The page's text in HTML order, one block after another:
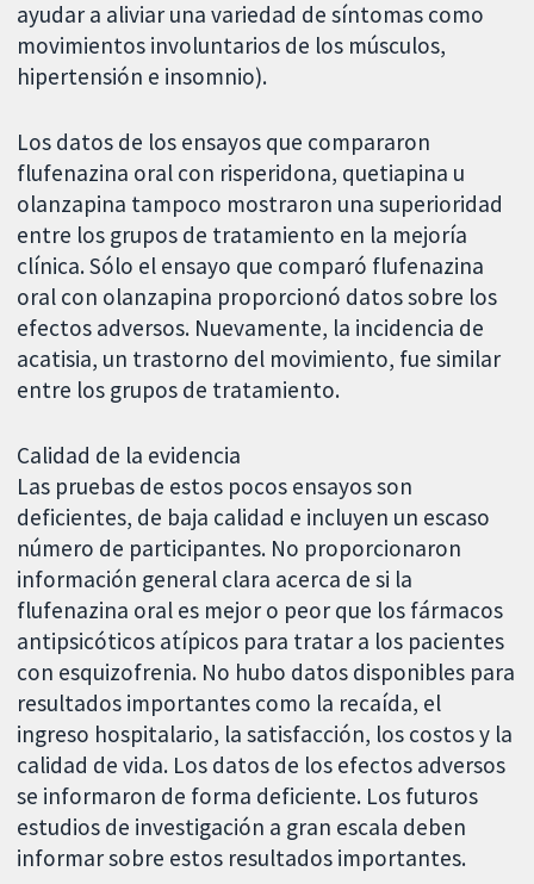
ayudar a aliviar una variedad de síntomas como
movimientos involuntarios de los músculos,
hipertensión e insomnio).
Los datos de los ensayos que compararon
flufenazina oral con risperidona, quetiapina u
olanzapina tampoco mostraron una superioridad
entre los grupos de tratamiento en la mejoría
clínica. Sólo el ensayo que comparó flufenazina
oral con olanzapina proporcionó datos sobre los
efectos adversos. Nuevamente, la incidencia de
acatisia, un trastorno del movimiento, fue similar
entre los grupos de tratamiento.
Calidad de la evidencia
Las pruebas de estos pocos ensayos son
deficientes, de baja calidad e incluyen un escaso
número de participantes. No proporcionaron
información general clara acerca de si la
flufenazina oral es mejor o peor que los fármacos
antipsicóticos atípicos para tratar a los pacientes
con esquizofrenia. No hubo datos disponibles para
resultados importantes como la recaída, el
ingreso hospitalario, la satisfacción, los costos y la
calidad de vida. Los datos de los efectos adversos
se informaron de forma deficiente. Los futuros
estudios de investigación a gran escala deben
informar sobre estos resultados importantes.